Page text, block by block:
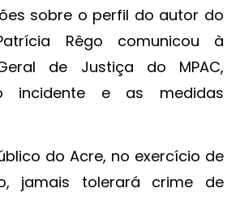
sobre o perfil do autor do
Rêgo comunicou à
de Justiça do MPAC,
incidente e as medidas
do Acre, no exercício de
jamais tolerará crime de